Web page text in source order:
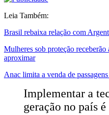
Leia Também:
Brasil rebaixa relação com
Mulheres sob proteção receberão
aproximar
Anac limita a venda de
Implementar a
geração no país